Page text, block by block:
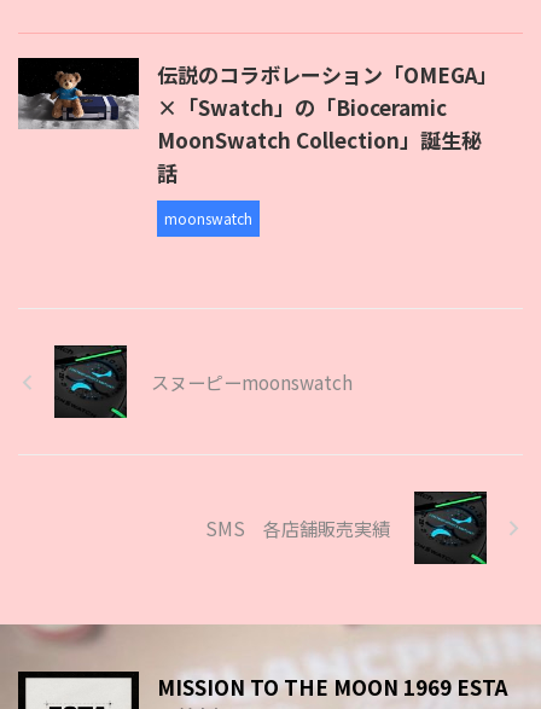
伝説のコラボレーション「OMEGA」
×「Swatch」の「Bioceramic
MoonSwatch Collection」誕生秘
話
moonswatch
スヌーピーmoonswatch
SMS 各店舗販売実績
MISSION TO THE MOON 1969 ESTA